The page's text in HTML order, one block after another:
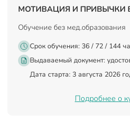
МОТИВАЦИЯ И ПРИВЫЧКИ
Обучение без мед.образования
Срок обучения: 36 / 72 / 144
Выдаваемый документ:
Дата старта: 3 августа 2026
Подробнее о